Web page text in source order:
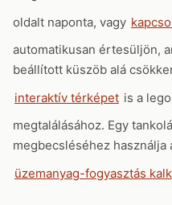
oldalt naponta, vagy
automatikusan értesüljön,
beállított küszöb alá
interaktív térképet is a
megtalálásához. Egy
megbecsléséhez használja
üzemanyag-fogyasztás